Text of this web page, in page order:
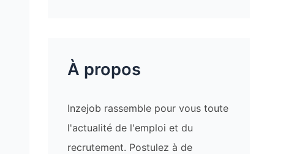
À propos
Inzejob rassemble pour vous toute
l'actualité de l'emploi et du
recrutement. Postulez à de